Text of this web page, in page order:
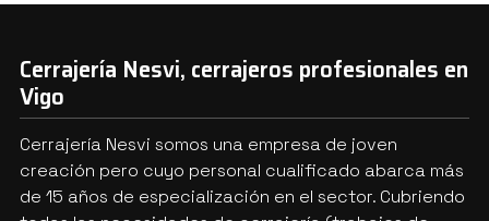
Cerrajería Nesvi, cerrajeros profesionales en
Vigo
Cerrajería Nesvi somos una empresa de joven
creación pero cuyo personal cualificado abarca más
de 15 años de especialización en el sector. Cubriendo